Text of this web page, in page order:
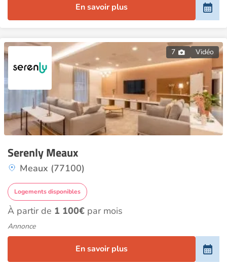
En savoir plus
7 Vidéo
Serenly Meaux
Meaux (77100)
Logements disponibles
À partir de 1 100€ par mois
Annonce
En savoir plus